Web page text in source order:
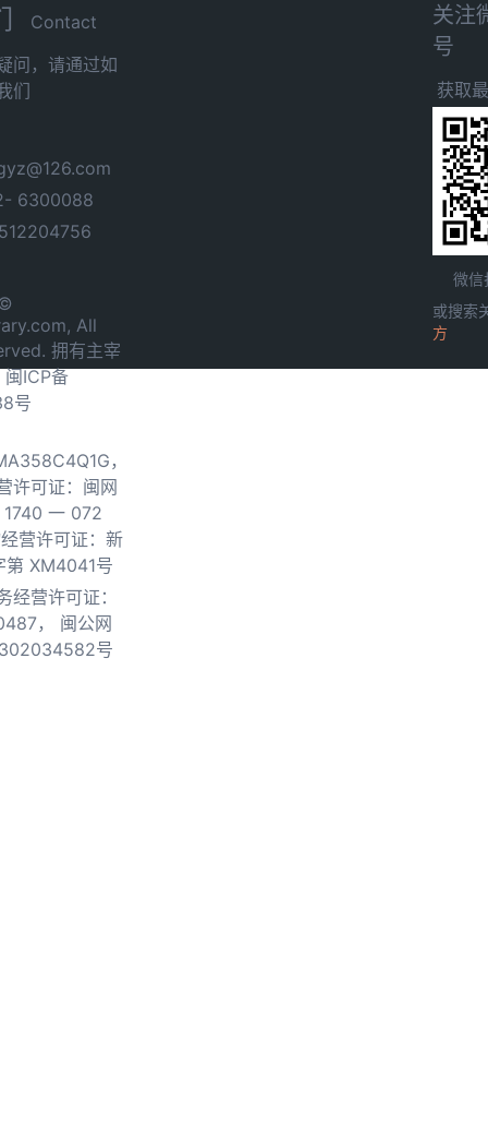
Contact
问，请通过如
们
6300088
All
拥有主宰
闽ICP备
号
，
许可证：闽网
一 072
营许可证：新
第 XM4041号
经营许可证：
，
闽公网
号
关注
号
获取
微信
或搜索
方